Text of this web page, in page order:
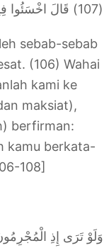
(107) قَالَ اخْسَئُوا فِيهَا وَلَا تُكَلِّمُونِ (108)
sebab-sebab
(106) Wahai
kami ke
maksiat),
berfirman:
kamu berkata-
108]
وَلَوْ تَرَى إِذِ